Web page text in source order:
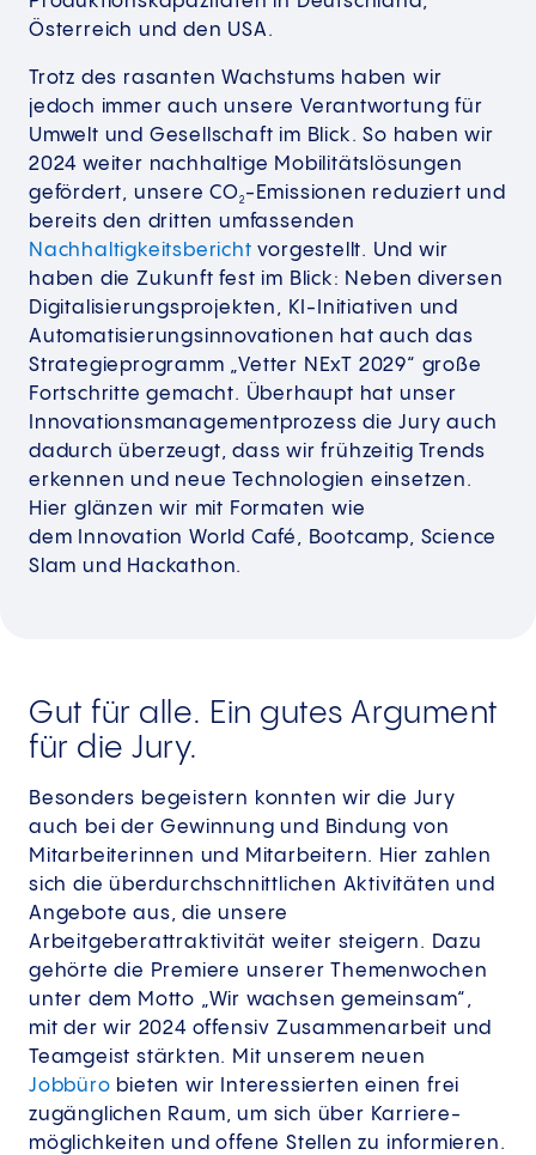
Österreich und den USA.
Trotz des rasanten Wachstums haben wir
jedoch immer auch unsere Verantwortung für
Umwelt und Gesellschaft im Blick. So haben wir
2024 weiter nachhaltige Mobilitätslösungen
gefördert, unsere CO2 -Emissionen reduziert und
bereits den dritten umfassenden
Nachhaltigkeitsberichtvorgestellt. Und wir
haben die Zukunft fest im Blick: Neben diversen
Digitalisierungsprojekten, KI-Initiativen und
Automati­sierungs­innovationen hat auch das
Strategieprogramm „Vetter NExT 2029“ große
Fortschritte gemacht. Überhaupt hat unser
Innovationsmanagementprozess die Jury auch
dadurch überzeugt, dass wir frühzeitig Trends
erkennen und neue Technologien einsetzen.
Hier glänzen wir mit Formaten wie
dem Innovation World Café, Bootcamp, Science
Slam und Hackathon.
Gut für alle. Ein gutes Argument
für die Jury.
Besonders begeistern konnten wir die Jury
auch bei der Gewinnung und Bindung von
Mitarbeiterinnen und Mitarbeitern. Hier zahlen
sich die überdurchschnittlichen Aktivitäten und
Angebote aus, die unsere
Arbeitgeberattraktivität weiter steigern. Dazu
gehörte die Premiere unserer Themenwochen
unter dem Motto „Wir wachsen gemeinsam“,
mit der wir 2024 offensiv Zusammenarbeit und
Teamgeist stärkten. Mit unserem neuen
Jobbüro bieten wir Interessierten einen frei
zugänglichen Raum, um sich über Karriere­
möglich­keiten und offene Stellen zu informieren.